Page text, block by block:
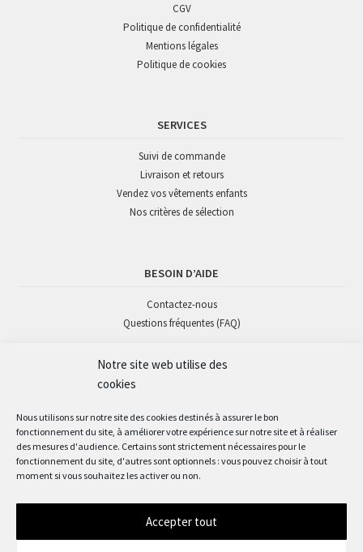
Notre site web utilise des
cookies
Nous utilisons sur notre site des cookies destinés à assurer le bon
fonctionnement du site, à améliorer votre expérience sur notre site et à réaliser
des mesures d'audience. Certains sont strictement nécessaires pour le
fonctionnement du site, d'autres sont optionnels : vous pouvez choisir à tout
moment si vous souhaitez les activer ou non.
Accepter tout
CGV
Politique de confidentialité
Mentions légales
Politique de cookies
SERVICES
Suivi de commande
Livraison et retours
Vendez vos vêtements enfants
Nos critères de sélection
BESOIN D’AIDE
Contactez-nous
Questions fréquentes (FAQ)